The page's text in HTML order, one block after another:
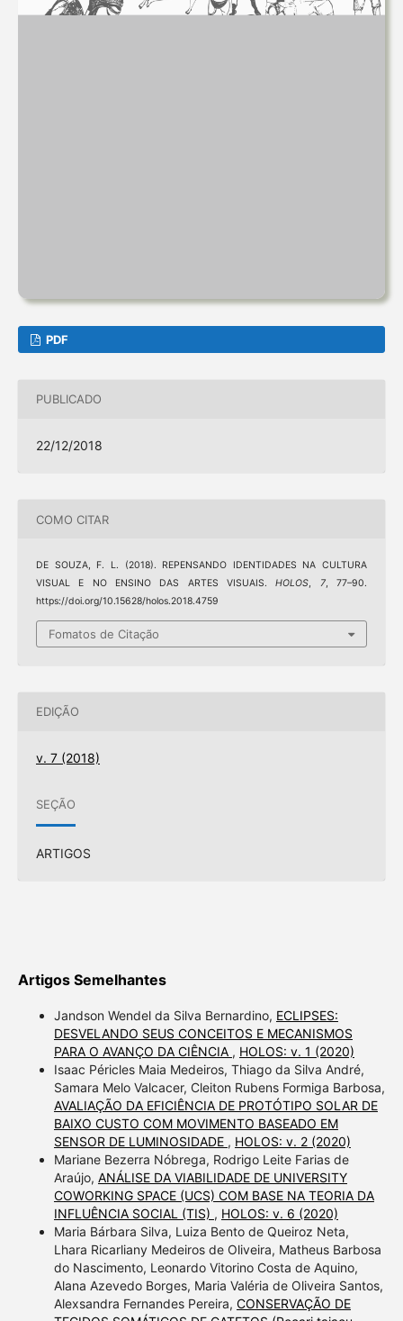
PDF
PUBLICADO
22/12/2018
COMO CITAR
DE SOUZA, F. L. (2018). REPENSANDO IDENTIDADES NA CULTURA
VISUAL E NO ENSINO DAS ARTES VISUAIS.HOLOS, 7, 77–90.
https://doi.org/10.15628/holos.2018.4759
Fomatos de Citação
EDIÇÃO
v. 7 (2018)
SEÇÃO
ARTIGOS
Artigos Semelhantes
Jandson Wendel da Silva Bernardino, ECLIPSES:
DESVELANDO SEUS CONCEITOS E MECANISMOS
PARA O AVANÇO DA CIÊNCIA , HOLOS: v. 1 (2020)
Isaac Péricles Maia Medeiros, Thiago da Silva André,
Samara Melo Valcacer, Cleiton Rubens Formiga Barbosa,
AVALIAÇÃO DA EFICIÊNCIA DE PROTÓTIPO SOLAR DE
BAIXO CUSTO COM MOVIMENTO BASEADO EM
SENSOR DE LUMINOSIDADE , HOLOS: v. 2 (2020)
Mariane Bezerra Nóbrega, Rodrigo Leite Farias de
Araújo, ANÁLISE DA VIABILIDADE DE UNIVERSITY
COWORKING SPACE (UCS) COM BASE NA TEORIA DA
INFLUÊNCIA SOCIAL (TIS) , HOLOS: v. 6 (2020)
Maria Bárbara Silva, Luiza Bento de Queiroz Neta,
Lhara Ricarliany Medeiros de Oliveira, Matheus Barbosa
do Nascimento, Leonardo Vitorino Costa de Aquino,
Alana Azevedo Borges, Maria Valéria de Oliveira Santos,
Alexsandra Fernandes Pereira, CONSERVAÇÃO DE